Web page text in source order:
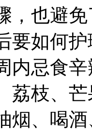
，也避
要如何
内忌食
荔枝、
烟、喝